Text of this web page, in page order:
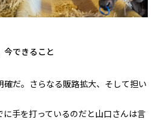
今できること
だ。さらなる販路拡大、そして担い
に手を打っているのだと山口さんは言